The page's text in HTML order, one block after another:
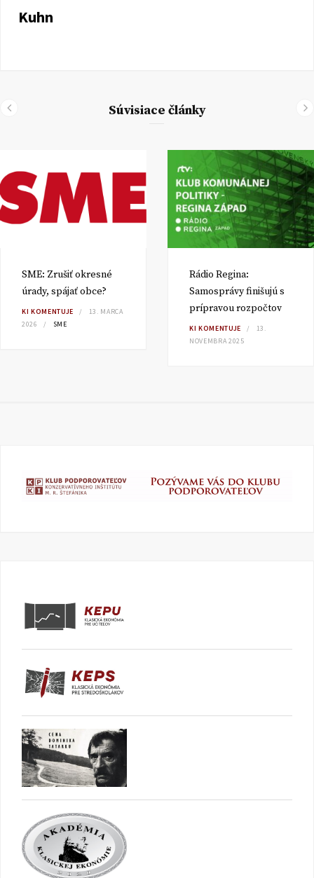
Kuhn
Súvisiace články
SME: Zrušiť okresné
úrady, spájať obce?
KI KOMENTUJE
13. MARCA
2026
SME
Rádio Regina:
Samosprávy finišujú s
prípravou rozpočtov
KI KOMENTUJE
13.
NOVEMBRA 2025